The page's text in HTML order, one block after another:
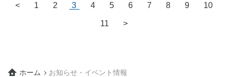
< 1 2 3 4 5 6 7 8 9 10
11 >
ホーム お知らせ・イベント情報